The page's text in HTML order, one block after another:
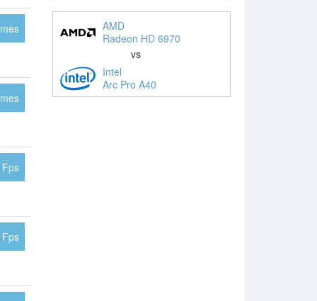
AMD
Radeon HD 6970
vs
Intel
Arc Pro A40